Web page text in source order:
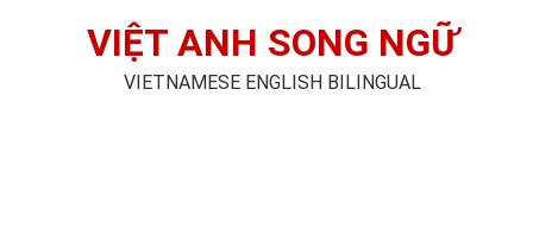
VIỆT ANH SONG NGỮ
VIETNAMESE ENGLISH BILINGUAL